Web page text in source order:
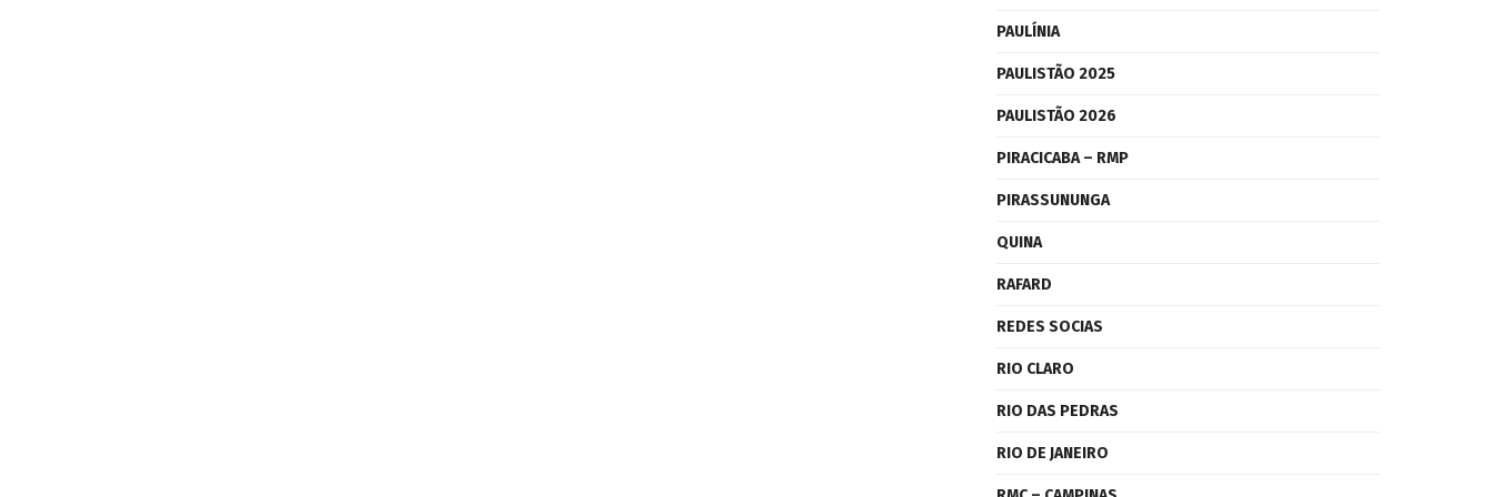
PAULÍNIA
PAULISTÃO 2025
PAULISTÃO 2026
PIRACICABA – RMP
PIRASSUNUNGA
QUINA
RAFARD
REDES SOCIAS
RIO CLARO
RIO DAS PEDRAS
RIO DE JANEIRO